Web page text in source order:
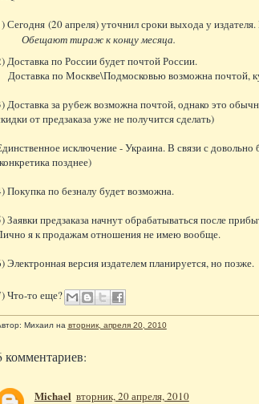
Сегодня (20 апреля) уточнил сроки выхода у издателя.
Обещают тираж к концу месяца.
Доставка по России будет почтой России.
Доставка по Москве\Подмосковью возможна почтой,
Доставка за рубеж возможна почтой, однако это
от предзаказа уже не получится сделать)
исключение - Украина. В связи с
позднее)
Покупка по безналу будет возможна.
Заявки предзаказа начнут обрабатываться после
я к продажам отношения не имею вообще.
Электронная версия издателем планируется, но позже.
Что-то еще?
Михаил на вторник, апреля 20, 2010
комментариев:
Michael вторник, 20 апреля, 2010